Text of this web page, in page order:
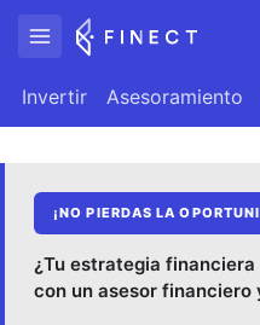
Invertir Asesoramiento
¡NO PIERDAS LA
¿Tu estrategia financiera
con un asesor